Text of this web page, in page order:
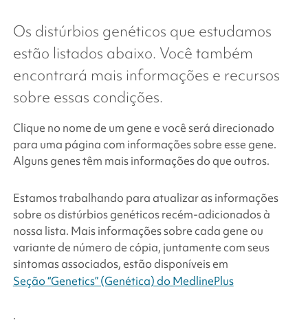
Os distúrbios genéticos que estudamos
estão listados abaixo. Você também
encontrará mais informações e recursos
sobre essas condições.
Clique no nome de um gene e você será direcionado
para uma página com informações sobre esse gene.
Alguns genes têm mais informações do que outros.
Estamos trabalhando para atualizar as informações
sobre os distúrbios genéticos recém-adicionados à
nossa lista. Mais informações sobre cada gene ou
variante de número de cópia, juntamente com seus
sintomas associados, estão disponíveis em
Seção “Genetics” (Genética) do MedlinePlus
.